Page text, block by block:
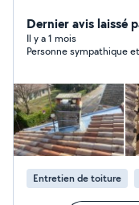
réglons sa vite et bien Contacter moi via mon
message allo voisin.
Dernier avis laissé
Il y a 1 mois
Personne sympathique
Entretien de toiture